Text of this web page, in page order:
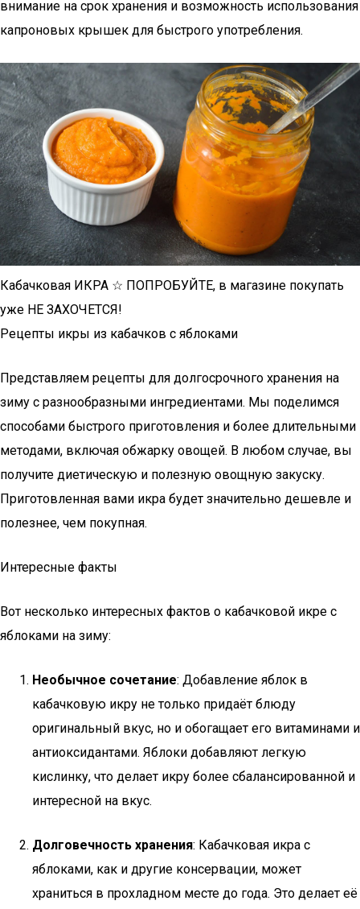
внимание на срок хранения и возможность использования
капроновых крышек для быстрого употребления.
Кабачковая ИКРА ☆ ПОПРОБУЙТЕ, в магазине покупать
уже НЕ ЗАХОЧЕТСЯ!
Рецепты икры из кабачков с яблоками
Представляем рецепты для долгосрочного хранения на
зиму с разнообразными ингредиентами. Мы поделимся
способами быстрого приготовления и более длительными
методами, включая обжарку овощей. В любом случае, вы
получите диетическую и полезную овощную закуску.
Приготовленная вами икра будет значительно дешевле и
полезнее, чем покупная.
Интересные факты
Вот несколько интересных фактов о кабачковой икре с
яблоками на зиму:
Необычное сочетание: Добавление яблок в
кабачковую икру не только придаёт блюду
оригинальный вкус, но и обогащает его витаминами и
антиоксидантами. Яблоки добавляют легкую
кислинку, что делает икру более сбалансированной и
интересной на вкус.
Долговечность хранения: Кабачковая икра с
яблоками, как и другие консервации, может
храниться в прохладном месте до года. Это делает её